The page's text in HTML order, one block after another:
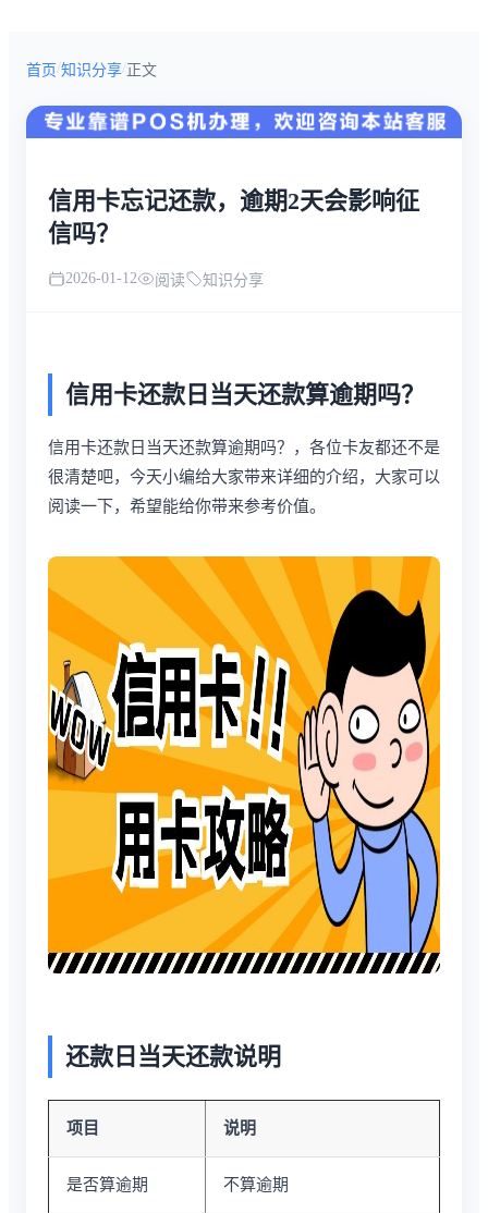
首页/知识分享/正文
信用卡忘记还款，逾期2天会影响征
信吗？
2026-01-12 阅读 知识分享
信用卡还款日当天还款算逾期吗？
信用卡还款日当天还款算逾期吗？，各位卡友都还不是
很清楚吧，今天小编给大家带来详细的介绍，大家可以
阅读一下，希望能给你带来参考价值。
还款日当天还款说明
项目 说明
是否算逾期 不算逾期